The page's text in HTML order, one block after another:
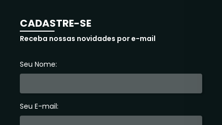
CADASTRE-SE
Receba nossas novidades por e-mail
Seu Nome:
Seu E-mail: